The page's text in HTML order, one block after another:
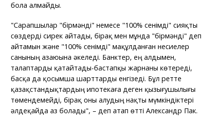
бола алмайды.
"Сарапшылар "бірмәнді" немесе "100% сенімді" сияқты
сөздерді сирек айтады, бірақ мен мұнда "бірмәнді" деп
айтамын және "100% сенімді" мақұлданған несиелер
санының азаюына әкеледі. Банктер, ең алдымен,
талаптарды қатайтады-бастапқы жарнаны көтереді,
басқа да қосымша шарттарды енгізеді. Бұл ретте
қазақстандықтардың ипотекаға деген қызығушылығы
төмендемейді, бірақ оны алудың нақты мүмкіндіктері
әлдеқайда аз болады", – деп атап өтті Александр Пак.